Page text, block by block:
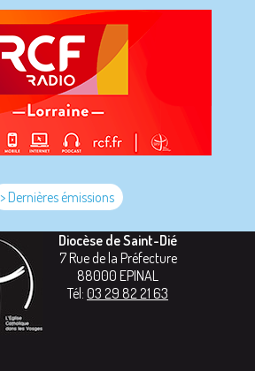
> Dernières émissions
Diocèse de Saint-Dié
7 Rue de la Préfecture
88000 EPINAL
Tél: 03 29 82 21 63